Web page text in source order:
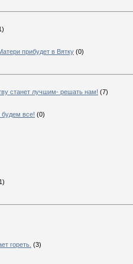
прибудет в Вятку (0)
станет лучшим- решать нам! (7)
будем все! (0)
гореть. (3)